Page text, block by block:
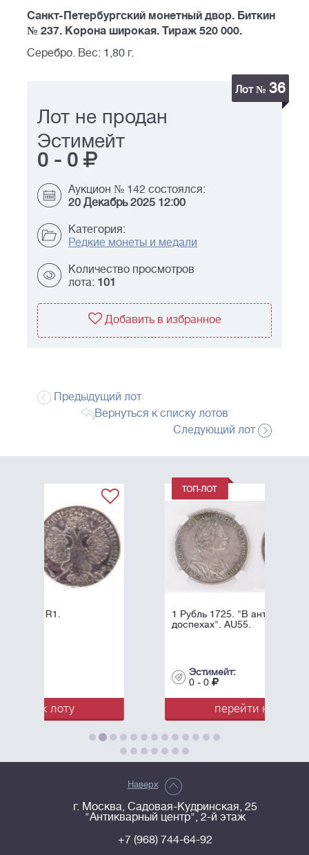
Санкт-Петербургский монетный двор. Биткин
№ 237. Корона широкая. Тираж 520 000.
Серебро. Вес: 1,80 г.
Лот № 36
Лот не продан
Эстимейт
0 - 0
Аукцион № 142 состоялся:
20 Декабрь 2025 12:00
Категория:
Редкие монеты и медали
Количество просмотров
лота: 101
Добавить в избранное
Предыдущий лот
Вернуться к списку лотов
Следующий лот
1 Рубль 1725. "В античных
доспехах". AU55.
перейти к лоту
Наверх
г. Москва, Садовая-Кудринская, 25
"Антикварный центр", 2-й этаж
+7 (968) 744-64-92